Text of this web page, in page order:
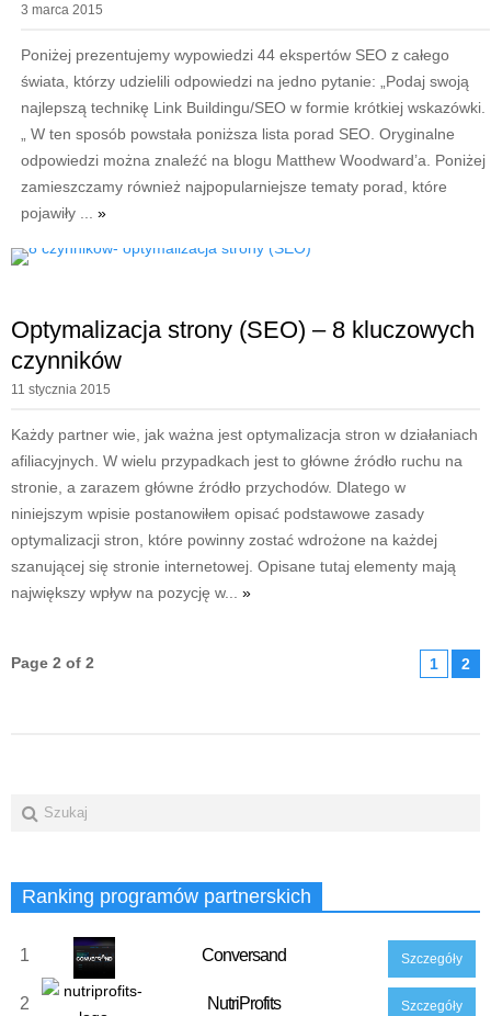
3 marca 2015
Poniżej prezentujemy wypowiedzi 44 ekspertów SEO z całego
świata, którzy udzielili odpowiedzi na jedno pytanie: „Podaj swoją
najlepszą technikę Link Buildingu/SEO w formie krótkiej wskazówki.
„ W ten sposób powstała poniższa lista porad SEO. Oryginalne
odpowiedzi można znaleźć na blogu Matthew Woodward’a. Poniżej
zamieszczamy również najpopularniejsze tematy porad, które
pojawiły ... »
Optymalizacja strony (SEO) – 8 kluczowych
czynników
11 stycznia 2015
Każdy partner wie, jak ważna jest optymalizacja stron w działaniach
afiliacyjnych. W wielu przypadkach jest to główne źródło ruchu na
stronie, a zarazem główne źródło przychodów. Dlatego w
niniejszym wpisie postanowiłem opisać podstawowe zasady
optymalizacji stron, które powinny zostać wdrożone na każdej
szanującej się stronie internetowej. Opisane tutaj elementy mają
największy wpływ na pozycję w... »
Page 2 of 2 1 2
Ranking programów partnerskich
1 Conversand Szczegóły
2 NutriProfits Szczegóły